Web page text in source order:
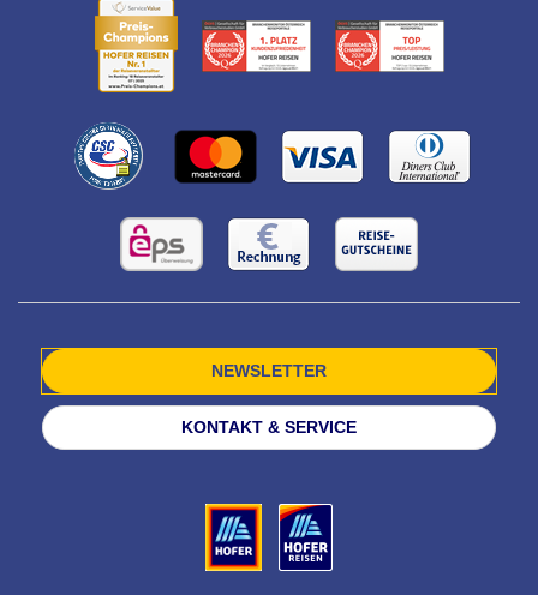
NEWSLETTER
KONTAKT & SERVICE